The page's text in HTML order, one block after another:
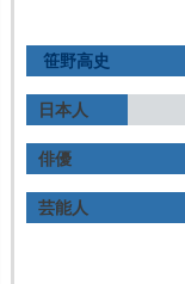
笹野高史
日本人
俳優
芸能人